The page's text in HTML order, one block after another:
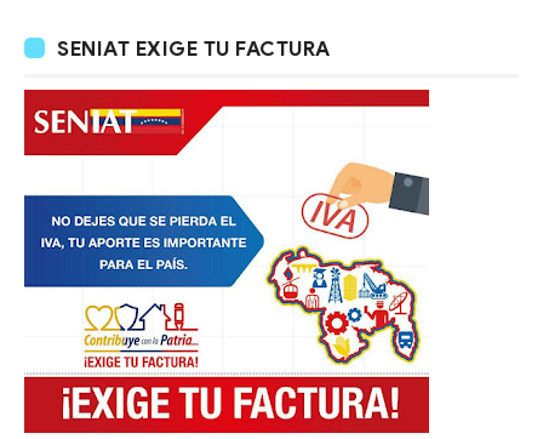
SENIAT EXIGE TU FACTURA